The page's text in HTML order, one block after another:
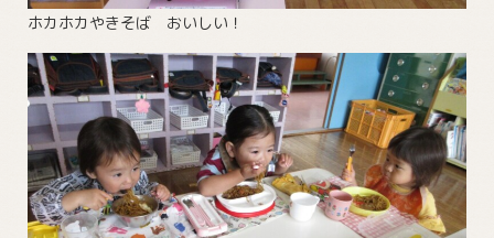
ホカホカやきそば おいしい！